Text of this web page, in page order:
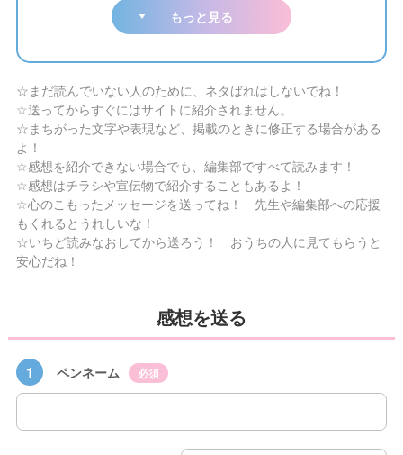
もっと見る
☆まだ読んでいない人のために、ネタばれはしないでね！
☆送ってからすぐにはサイトに紹介されません。
☆まちがった文字や表現など、掲載のときに修正する場合がある
よ！
☆感想を紹介できない場合でも、編集部ですべて読みます！
☆感想はチラシや宣伝物で紹介することもあるよ！
☆心のこもったメッセージを送ってね！ 先生や編集部への応援
もくれるとうれしいな！
☆いちど読みなおしてから送ろう！ おうちの人に見てもらうと
安心だね！
感想を送る
1 ペンネーム 必須